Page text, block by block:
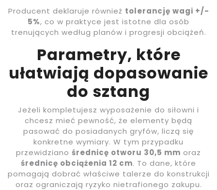
Producent deklaruje również tolerancję wagi +/-
5%, co w praktyce jest istotne dla osób
trenujących według planów i progresji obciążeń.
Parametry, które
ułatwiają dopasowanie
do sztang
Jeżeli kompletujesz wyposażenie do siłowni i
chcesz mieć pewność, że elementy będą
pasować do posiadanych gryfów, liczą się
konkretne wymiary. W tym przypadku
przewidziano średnicę otworu 30,5 mm oraz
średnicę obciążenia 12 cm. To dane, które
pomagają dobrać właściwe talerze do konstrukcji
oraz ograniczają ryzyko nietrafionego zakupu.